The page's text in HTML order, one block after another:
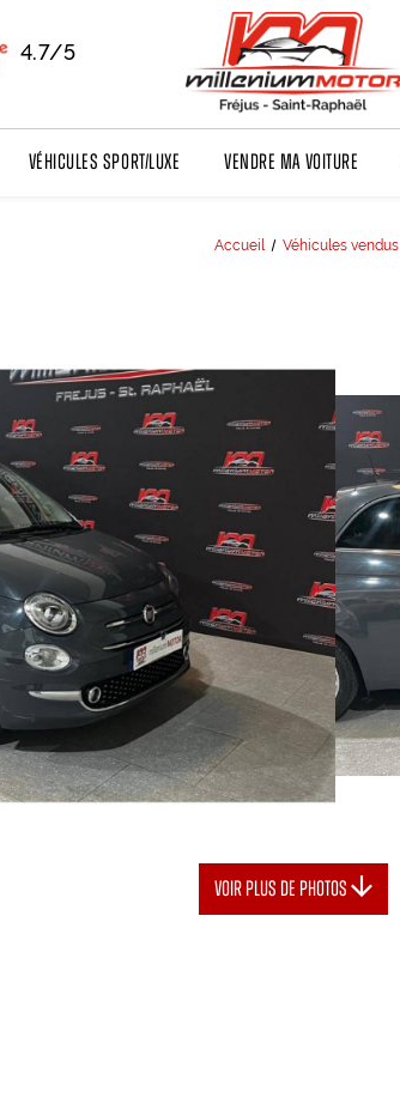
4.7/5
Véhicules sport/luxe Vendre ma voiture
Accueil Véhicules vendus
voir Plus de photos